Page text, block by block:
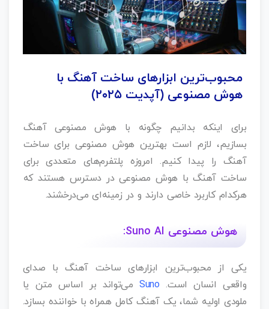
محبوب‌ترین ابزارهای ساخت آهنگ با
هوش مصنوعی (آپدیت ۲۰۲۵)
برای اینکه بدانیم چگونه با هوش مصنوعی آهنگ
بسازیم، لازم است بهترین هوش مصنوعی برای ساخت
آهنگ را پیدا کنیم. امروزه پلتفرم‌های متعددی برای
ساخت آهنگ با هوش مصنوعی در دسترس هستند که
هرکدام کاربرد خاصی دارند و در زمینه‌ای می‌درخشند.
هوش مصنوعی Suno AI:
یکی از محبوب‌ترین ابزارهای ساخت آهنگ با صدای
واقعی انسان است. Sunoمی‌تواند بر اساس متن یا
ملودی اولیه شما، یک آهنگ کامل همراه با خواننده بسازد.